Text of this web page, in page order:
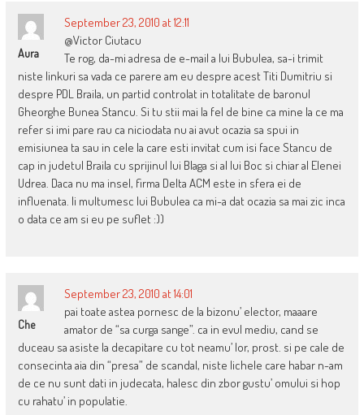
Aura
September 23, 2010 at 12:11
@Victor Ciutacu
Te rog, da-mi adresa de e-mail a lui Bubulea, sa-i trimit
niste linkuri sa vada ce parere am eu despre acest Titi Dumitriu si
despre PDL Braila, un partid controlat in totalitate de baronul
Gheorghe Bunea Stancu. Si tu stii mai la fel de bine ca mine la ce ma
refer si imi pare rau ca niciodata nu ai avut ocazia sa spui in
emisiunea ta sau in cele la care esti invitat cum isi face Stancu de
cap in judetul Braila cu sprijinul lui Blaga si al lui Boc si chiar al Elenei
Udrea. Daca nu ma insel, firma Delta ACM este in sfera ei de
influenata. Ii multumesc lui Bubulea ca mi-a dat ocazia sa mai zic inca
o data ce am si eu pe suflet :))
Che
September 23, 2010 at 14:01
pai toate astea pornesc de la bizonu’ elector, maaare
amator de “sa curga sange”. ca in evul mediu, cand se
duceau sa asiste la decapitare cu tot neamu’ lor, prost. si pe cale de
consecinta aia din “presa” de scandal, niste lichele care habar n-am
de ce nu sunt dati in judecata, halesc din zbor gustu’ omului si hop
cu rahatu’ in populatie.